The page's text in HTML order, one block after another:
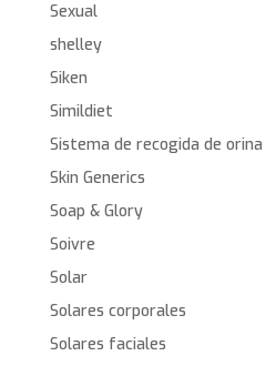
Sexual
shelley
Siken
Simildiet
Sistema de recogida de orina
Skin Generics
Soap & Glory
Soivre
Solar
Solares corporales
Solares faciales